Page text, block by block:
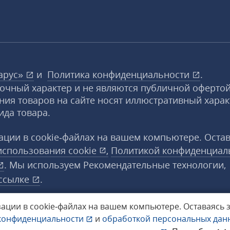
в cookie‑файлах на вашем компьютере. Оставаясь
и обработкой персональных
и Политика конфиденциальности
.
характер и не являются публичной
товаров на сайте носят иллюстративный
товара.
в cookie‑файлах на вашем компьютере.
cookie , Политикой
. Мы используем Рекомендательные технологии,
.
защищены.